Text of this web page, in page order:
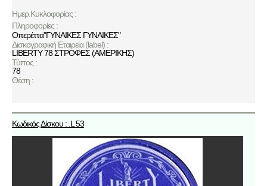
Ημερ.Κυκλοφορίας :
Πληροφορίες :
Οπερέττα"ΓΥΝΑΙΚΕΣ ΓΥΝΑΙΚΕΣ"
Δισκογραφική Εταιρεία (label) :
LIBERTY 78 ΣΤΡΟΦΕΣ (ΑΜΕΡΙΚΗΣ)
Τύπος :
78
Θέση :
Κωδικός Δίσκου : .L 53